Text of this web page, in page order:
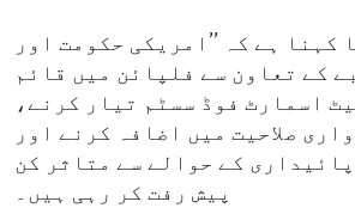
کہنا ہے کہ ’’امریکی حکومت اور
کے تعاون سے فلپائن میں قائم
اسمارٹ فوڈ سسٹم تیار کرنے،
صلاحیت میں اضافہ کرنے اور
پائیداری کے حوالے سے متاثر کن
پیش رفت کر رہی ہیں۔